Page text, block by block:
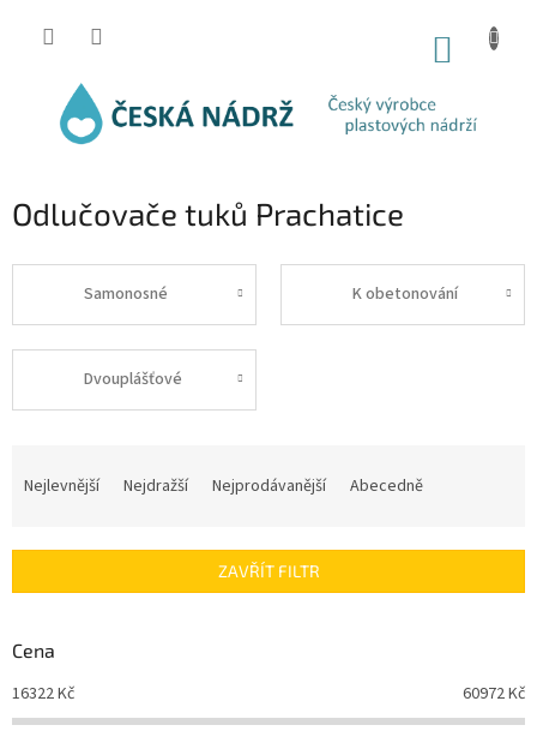
Odlučovače tuků Prachatice
Samonosné K obetonování
Dvouplášťové
í
r
o
d
u
Nejlevnější Nejdražší Nejprodávanější Abecedně
ZAVŘÍT FILTR
Cena
16322Kč 60972Kč